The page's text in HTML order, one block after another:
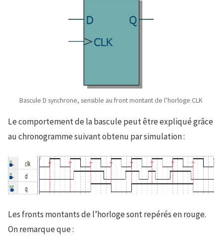
Bascule D synchrone, sensible au front montant de l’horloge CLK
Le comportement de la bascule peut être expliqué grâce
au chronogramme suivant obtenu par simulation :
Les fronts montants de l’horloge sont repérés en rouge.
On remarque que :